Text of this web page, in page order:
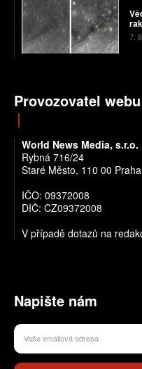
7.
Provozovatel webu
World News Media, s.r.o.
Rybná 716/24
Staré Město, 110 00 Praha
IČO: 09372008
DIČ: CZ09372008
V případě dotazů na
Napište nám